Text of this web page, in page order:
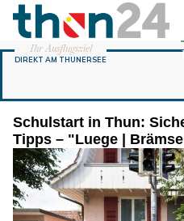
Schulstart in Thun:
Tipps – "Luege |